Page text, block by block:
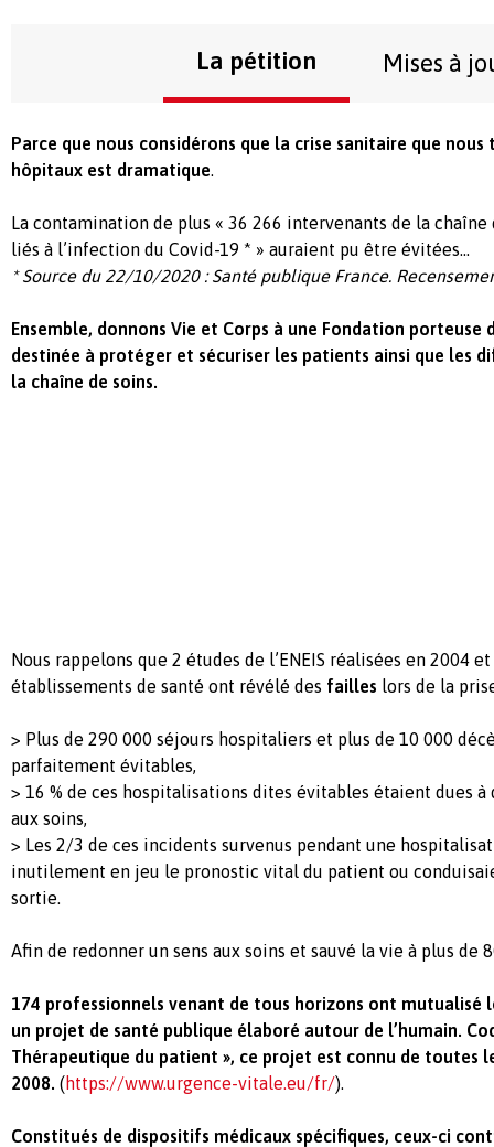
La pétition Mises à
Parce que nous considérons que la crise sanitaire que nous
hôpitaux est dramatique.
La contamination de plus « 36 266 intervenants de la chaîne
liés à l’infection du Covid-19 * » auraient pu être évitées…
* Source du 22/10/2020 : Santé publique France.
Ensemble, donnons Vie et Corps à une Fondation porteuse
destinée à protéger et sécuriser les patients ainsi que les
la chaîne de soins.
Nous rappelons que 2 études de l’ENEIS réalisées en 2004
établissements de santé ont révélé des failles lors de la
> Plus de 290 000 séjours hospitaliers et plus de 10 000
parfaitement évitables,
> 16 % de ces hospitalisations dites évitables étaient dues à
aux soins,
> Les 2/3 de ces incidents survenus pendant une
inutilement en jeu le pronostic vital du patient ou
sortie.
Afin de redonner un sens aux soins et sauvé la vie à plus de
174 professionnels venant de tous horizons ont mutualisé
un projet de santé publique élaboré autour de l’humain.
Thérapeutique du patient », ce projet est connu de toutes
2008. (https://www.urgence-vitale.eu/fr/).
Constitués de dispositifs médicaux spécifiques, ceux-ci